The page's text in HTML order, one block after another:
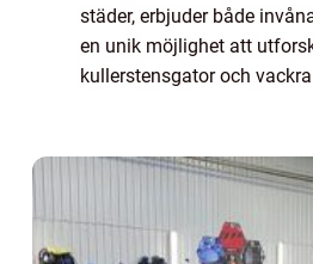
städer, erbjuder både
en unik möjlighet att
kullerstensgator och